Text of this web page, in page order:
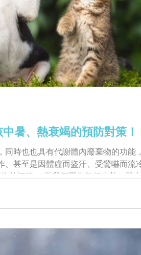
暑、熱衰竭的預防對策！
時也也具有代謝體內廢棄物的功能
甚至是因體虛而盜汗、受驚嚇而流
的汗腺。 當我們因為氣候炎熱，體